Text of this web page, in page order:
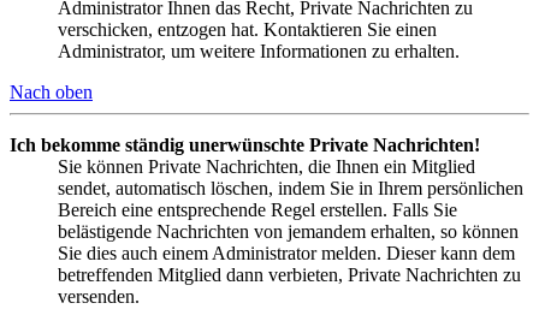
Administrator Ihnen das Recht, Private Nachrichten zu
verschicken, entzogen hat. Kontaktieren Sie einen
Administrator, um weitere Informationen zu erhalten.
Nach oben
Ich bekomme ständig unerwünschte Private Nachrichten!
Sie können Private Nachrichten, die Ihnen ein Mitglied
sendet, automatisch löschen, indem Sie in Ihrem persönlichen
Bereich eine entsprechende Regel erstellen. Falls Sie
belästigende Nachrichten von jemandem erhalten, so können
Sie dies auch einem Administrator melden. Dieser kann dem
betreffenden Mitglied dann verbieten, Private Nachrichten zu
versenden.